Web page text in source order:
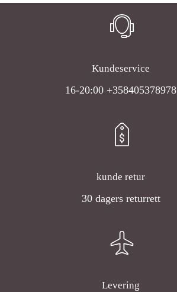
Kundeservice
16-20:00 +358405378978
kunde retur
30 dagers returrett
Levering